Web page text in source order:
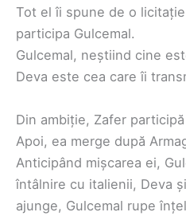
Tot el îi spune de o
participa Gulcemal.
Gulcemal, neștiind cine
Deva este cea care îi
Din ambiție, Zafer
Apoi, ea merge după
Anticipând mișcarea ei,
întâlnire cu italienii, Deva
ajunge, Gulcemal rupe